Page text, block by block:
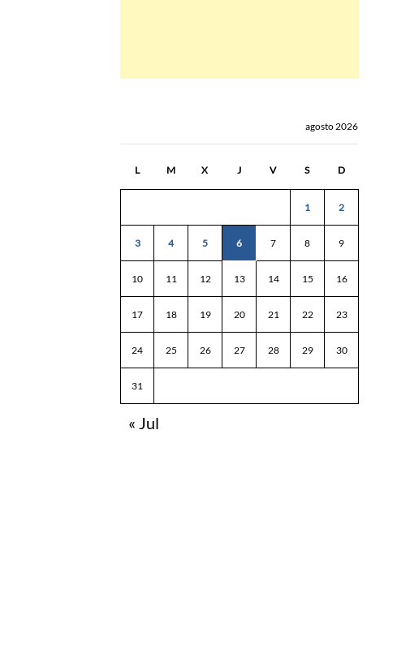
agosto 2026
L M X J V S D
1 2
3 4 5 6 7 8 9
10 11 12 13 14 15 16
17 18 19 20 21 22 23
24 25 26 27 28 29 30
31
« Jul